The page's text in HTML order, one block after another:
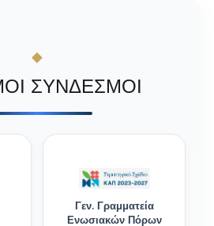
ΣΥΝΔΕΣΜΟΙ
Γεν. Γραμματεία
Ενωσιακών Πόρων